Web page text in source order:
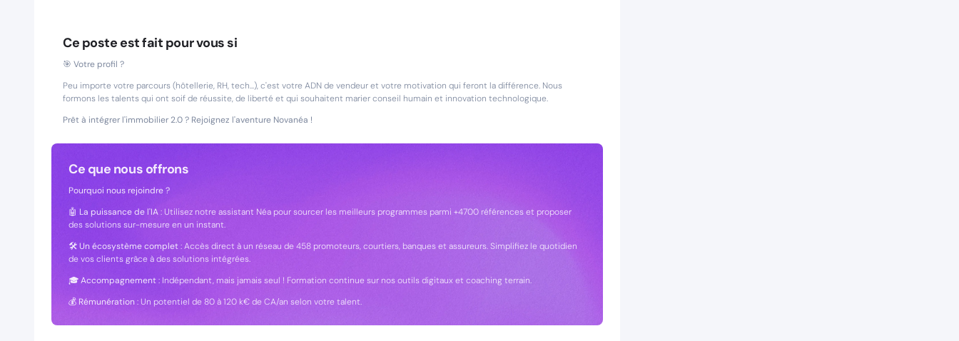
Ce poste est fait pour vous si
🎯 Votre profil ?
Peu importe votre parcours (hôtellerie, RH, tech...), c'est votre ADN de vendeur et votre motivation qui feront la différence. Nous
formons les talents qui ont soif de réussite, de liberté et qui souhaitent marier conseil humain et innovation technologique.
Prêt à intégrer l'immobilier 2.0 ? Rejoignez l'aventure Novanéa !
Ce que nous offrons
Pourquoi nous rejoindre ?
🤖 La puissance de l'IA: Utilisez notre assistant Néa pour sourcer les meilleurs programmes parmi +4700 références et proposer
des solutions sur-mesure en un instant.
🛠Un écosystème complet: Accès direct à un réseau de 458 promoteurs, courtiers, banques et assureurs. Simplifiez le quotidien
de vos clients grâce à des solutions intégrées.
🎓Accompagnement: Indépendant, mais jamais seul ! Formation continue sur nos outils digitaux et coaching terrain.
💰 Rémunération: Un potentiel de 80 à 120 k€ de CA/an selon votre talent.